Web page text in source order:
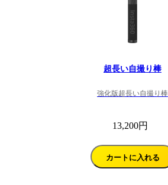
超長い自撮り棒
強化版超長い自撮り棒
13,200円
カートに入れる